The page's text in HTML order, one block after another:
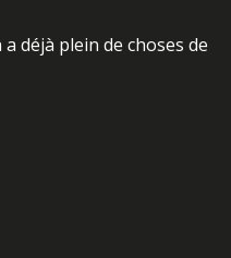
déjà plein de choses de